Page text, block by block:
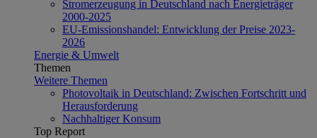
Stromerzeugung in Deutschland nach Energieträger
2000-2025
EU-Emissionshandel: Entwicklung der Preise 2023-
2026
Energie & Umwelt
Themen
Weitere Themen
Photovoltaik in Deutschland: Zwischen Fortschritt und
Herausforderung
Nachhaltiger Konsum
Top Report